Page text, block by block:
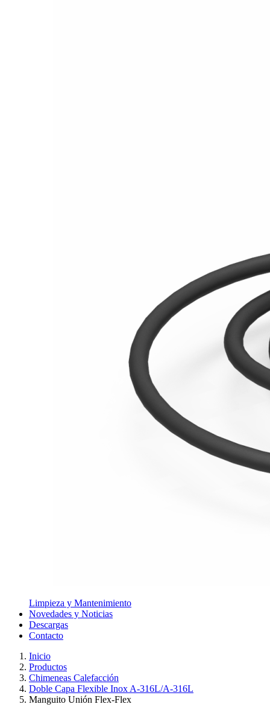
Limpieza y Mantenimiento
Novedades y Noticias
Descargas
Contacto
Inicio
Productos
Chimeneas Calefacción
Doble Capa Flexible Inox A-316L/A-316L
Manguito Unión Flex-Flex